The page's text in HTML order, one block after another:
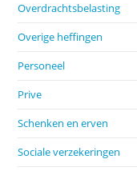
Overdrachtsbelasting
Overige heffingen
Personeel
Prive
Schenken en erven
Sociale verzekeringen